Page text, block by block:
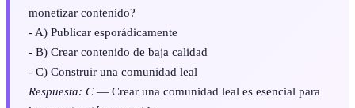
monetizar contenido?
- A) Publicar esporádicamente
- B) Crear contenido de baja calidad
- C) Construir una comunidad leal
Respuesta: C — Crear una comunidad leal es esencial para